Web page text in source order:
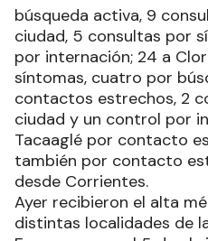
búsqueda activa, 9
ciudad, 5 consultas por
por internación; 24 a
síntomas, cuatro por
contactos estrechos, 2
ciudad y un control por
Tacaaglé por contacto
también por contacto
desde Corrientes.
Ayer recibieron el alta
distintas localidades de